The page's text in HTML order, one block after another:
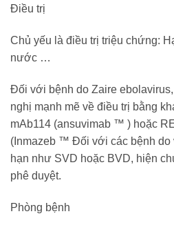
Điều trị
Chủ yếu là điều trị triệu chứng:
nước …
Đối với bệnh do Zaire ebolavirus
nghị mạnh mẽ về điều trị bằng
mAb114 (ansuvimab ™ ) hoặc
(Inmazeb ™ Đối với các bệnh do
hạn như SVD hoặc BVD, hiện
phê duyệt.
Phòng bệnh